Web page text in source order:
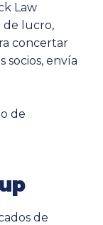
Law
de lucro,
concertar
envía
de
de